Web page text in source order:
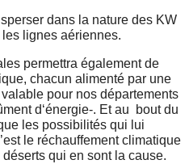
dans la nature des KW
lignes aériennes.
permettra également de
chacun alimenté par une
pour nos départements
d‘énergie-. Et au bout du
les possibilités qui lui
le réchauffement climatique
qui en sont la cause.